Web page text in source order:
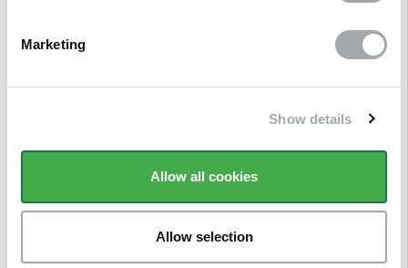
Marketing
Show details
Allow all cookies
Allow selection
Questions/Réponses